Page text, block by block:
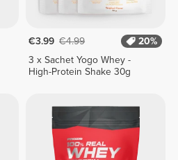
€3.99 €4.99
20%
3 x Sachet Yogo Whey -
High-Protein Shake 30g